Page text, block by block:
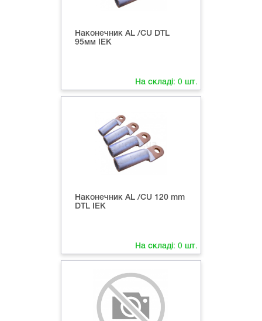
Наконечник AL /CU DTL
95мм IEK
На складі: 0 шт.
Наконечник AL /CU 120 mm
DTL IEK
На складі: 0 шт.